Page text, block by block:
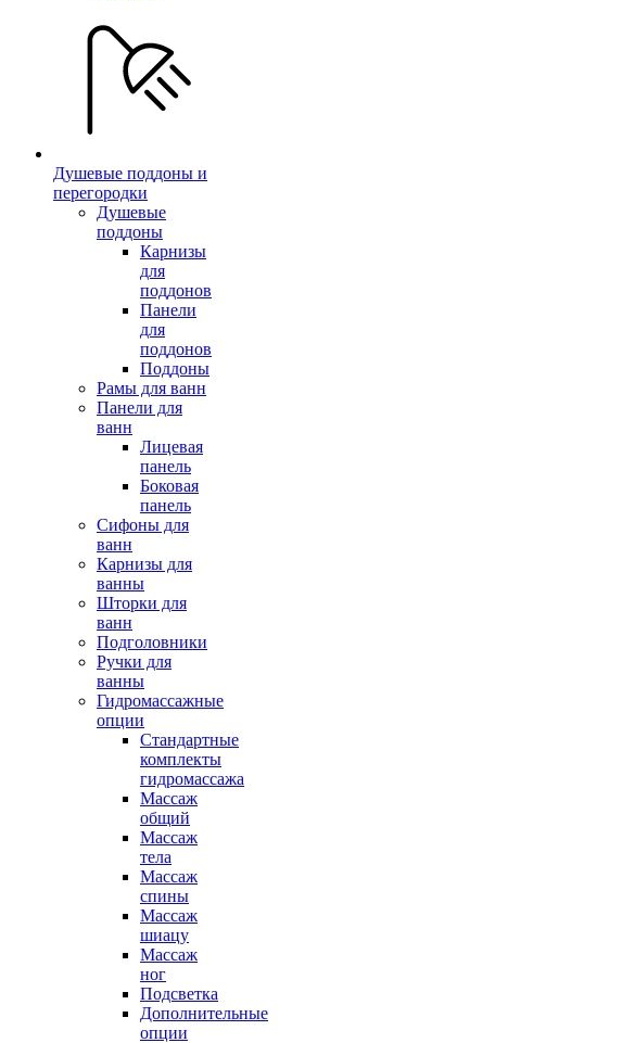
Душевые поддоны и
перегородки
Душевые
поддоны
Карнизы
для
поддонов
Панели
для
поддонов
Поддоны
Рамы для ванн
Панели для
ванн
Лицевая
панель
Боковая
панель
Сифоны для
ванн
Карнизы для
ванны
Шторки для
ванн
Подголовники
Ручки для
ванны
Гидромассажные
опции
Стандартные
комплекты
гидромассажа
Массаж
общий
Массаж
тела
Массаж
спины
Массаж
шиацу
Массаж
ног
Подсветка
Дополнительные
опции